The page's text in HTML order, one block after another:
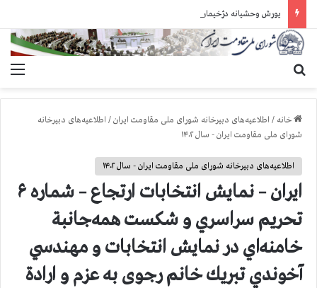
خانه / اطلاعیه‌های دبیرخانه شورای ملی مقاومت ایران/ اطلاعیه‌های دبیرخانه
شورای ملی مقاومت ایران - سال ۱۴۰۲
اطلاعیه‌های دبیرخانه شورای ملی مقاومت ایران - سال ۱۴۰۲
ايران – نمايش انتخابات ارتجاع – شماره ۶
تحريم سراسري و شكست همه‌جانبة
خامنه‌اي در نمايش انتخابات و مهندسي
آخوندي تبريك خانم رجوی به عزم و ارادة